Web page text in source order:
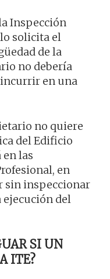
Inspección
lo solicita el
de la
no debería
incurrir en una
no quiere
del Edificio
en las
en
sin inspeccionar
ejecución del
SI UN
ITE?